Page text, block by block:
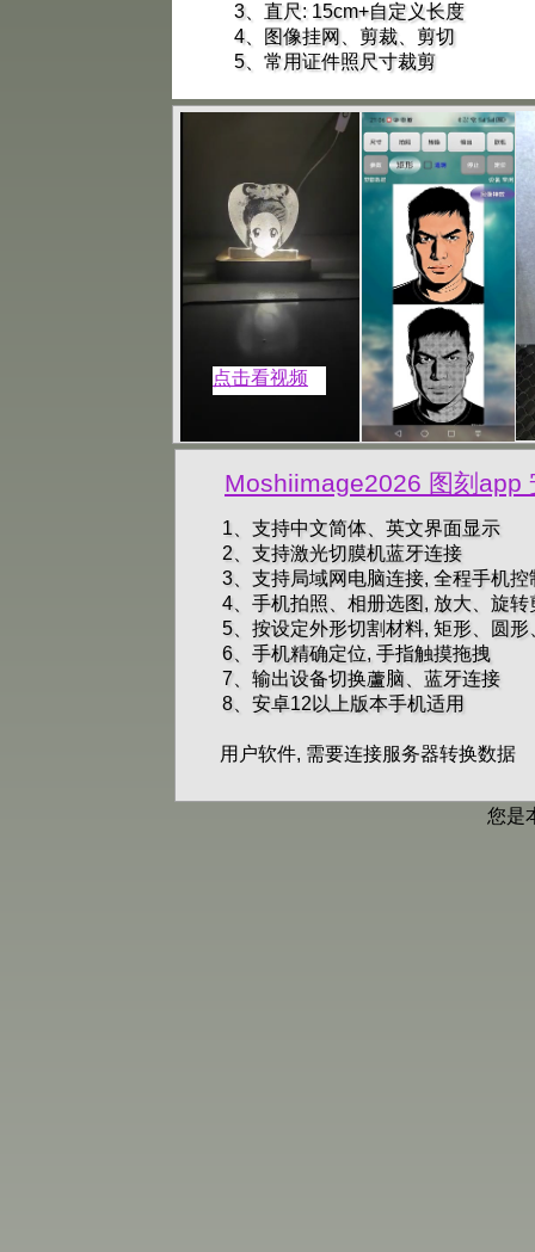
3、直尺: 15cm+自定义长度
4、图像挂网、剪裁、剪切
5、常用证件照尺寸裁剪
您是
点击看视频
Moshiimage2026 图刻app
用户软件, 需要连接服务器转换数据
1、支持中文简体、英文界面显示
2、支持激光切膜机蓝牙连接
3、支持局域网电脑连接, 全程手机控
4、手机拍照、相册选图, 放大、旋转
5、按设定外形切割材料, 矩形、圆形
6、手机精确定位, 手指触摸拖拽
7、输出设备切换蘆脑、蓝牙连接
8、安卓12以上版本手机适用